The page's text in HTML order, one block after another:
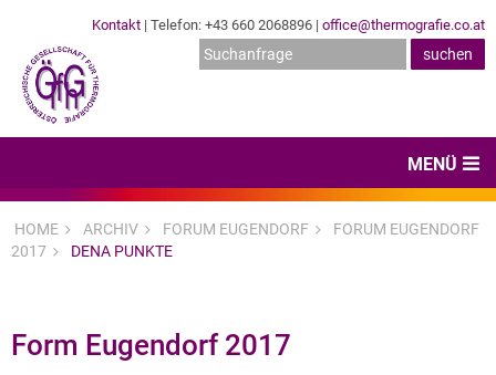
Kontakt | Telefon: +43 660 2068896 | office@thermografie.co.at
MENÜ
News & Veranstaltungen
Dienstleister
HOME ARCHIV FORUM EUGENDORF
FORUM EUGENDORF
2017
DENA PUNKTE
Form Eugendorf 2017